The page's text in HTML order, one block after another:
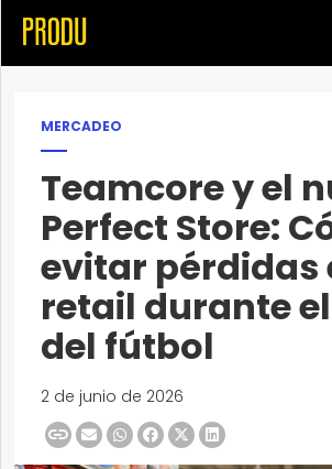
MERCADEO
Teamcore y el
Perfect Store:
evitar pérdidas
retail durante el
del fútbol
2 de junio de 2026